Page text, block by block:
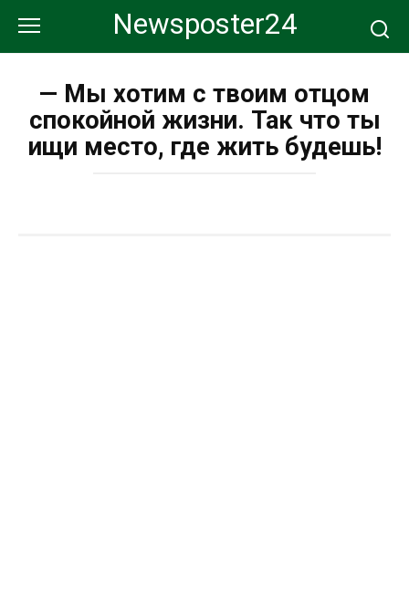
контенту
Newsposter24
— Мы хотим с твоим отцом
спокойной жизни. Так что ты
ищи место, где жить будешь!